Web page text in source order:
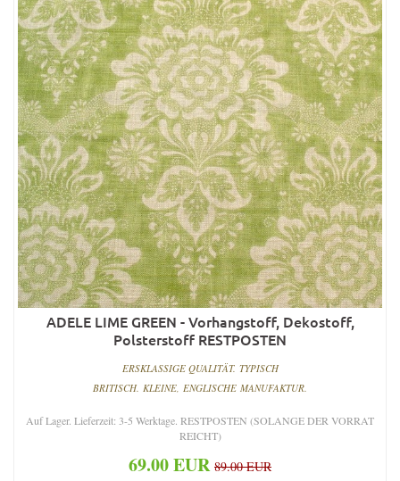
ADELE LIME GREEN - Vorhangstoff, Dekostoff,
Polsterstoff RESTPOSTEN
ERSKLASSIGE QUALITÄT. TYPISCH
BRITISCH. KLEINE, ENGLISCHE MANUFAKTUR.
Auf Lager. Lieferzeit: 3-5 Werktage. RESTPOSTEN (SOLANGE DER VORRAT
REICHT)
69.00 EUR 89.00 EUR